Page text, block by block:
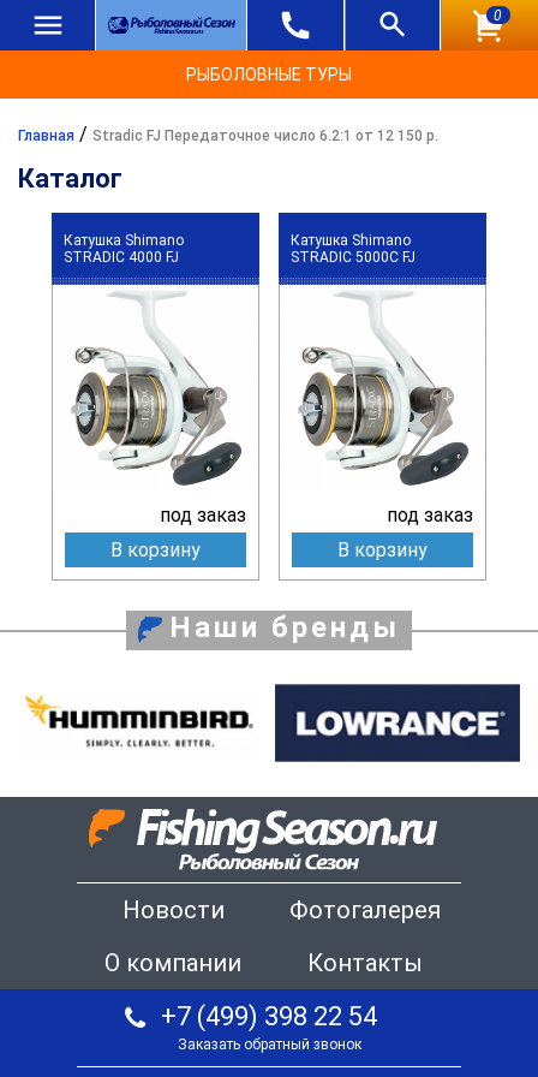
0
РЫБОЛОВНЫЕ ТУРЫ
Главная / Stradic FJ Передаточное число 6.2:1 от 12 150 р.
Каталог
Катушка Shimano
STRADIC 4000 FJ
под заказ
В корзину
Катушка Shimano
STRADIC 5000C FJ
под заказ
В корзину
Наши бренды
Новости
Фотогалерея
О компании
Контакты
+7 (499) 398 22 54
Заказать обратный звонок